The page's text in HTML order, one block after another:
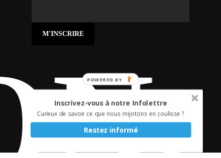
Inscrivez-vous à notre Infolettre
Curieux de savoir ce que nous mijotons en coulisse ?
Restez informé
POWERED BY